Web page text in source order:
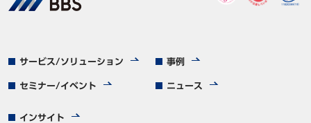
サービス/ソリューション 事例
セミナー/イベント ニュース
インサイト